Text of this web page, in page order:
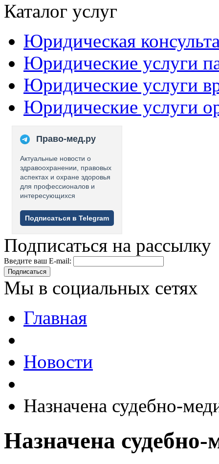
Каталог услуг
Юридическая
Юридические услуги
Юридические услуги
Юридические услуги
Право-мед.ру
Актуальные новости о
здравоохранении, правовых
аспектах и охране здоровья
для профессионалов и
интересующихся
Подписаться в Telegram
Подписаться на рассылку
Введите ваш E-mail:
Подписаться
Мы в социальных сетях
Главная
Новости
Назначена судебно-
Назначена судебно-